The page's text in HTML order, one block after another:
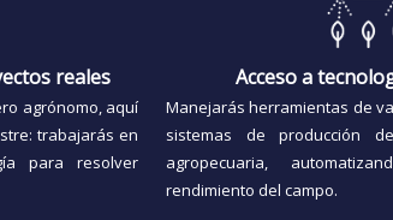
reales
agrónomo, aquí
trabajarás en
para resolver
Acceso a
Manejarás herramientas de
sistemas de producción
agropecuaria,
rendimiento del campo.